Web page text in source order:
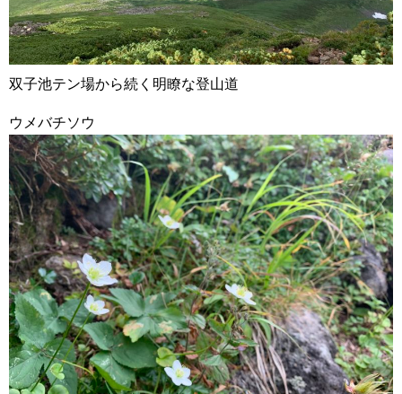
双子池テン場から続く明瞭な登山道
ウメバチソウ